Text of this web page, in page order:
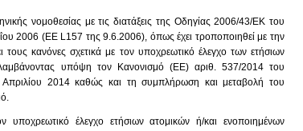
νομοθεσίας με τις διατάξεις της Οδηγίας 2006/43/ΕΚ του
2006 (ΕΕ L157 της 9.6.2006), όπως έχει τροποποιηθεί με την
κανόνες σχετικά με τον υποχρεωτικό έλεγχο των ετήσιων
λαμβάνοντας υπόψη τον Κανονισμό (ΕΕ) αριθ. 537/2014 του
2014 καθώς και τη συμπλήρωση και μεταβολή του
έλεγχο ετήσιων ατομικών ή/και ενοποιημένων